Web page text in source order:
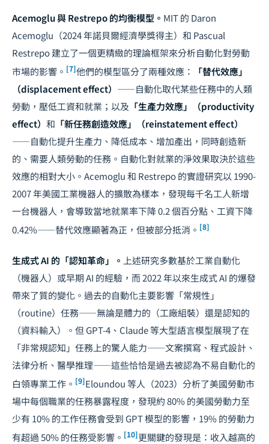
Acemoglu 與 Restrepo 的均衡模型。 MIT 的 Daron
Acemoglu（2024 年諾貝爾經濟學獎得主）和 Pascual
Restrepo 建立了一個更精緻的理論框架來分析自動化對勞動
市場的影響。 [7]他們的模型區分了兩種效應：
「替代效應」
（displacement effect） ——自動化取代某些任務中的人類
勞動，壓低工資和就業；以及 「生產力效應」（productivity
effect） 和 「新任務創造效應」（reinstatement effect）
——自動化提升生產力、降低成本、增加產出，同時創造新
的、需要人類勞動的任務。自動化對就業的淨效果取決於這些
效應的相對大小。Acemoglu 和 Restrepo 的實證研究以 1990-
2007 年美國工業機器人的擴散為樣本，發現每千名工人新增
一台機器人，會導致當地就業率下降 0.2 個百分點、工資下降
0.42%——替代效應顯著為正，但被部分抵消。 [8]
生成式 AI 的「認知革命」。 上述研究多數基於工業自動化
（機器人）或早期 AI 的經驗，而 2022 年以來生成式 AI 的爆發
帶來了質的變化。過去的自動化主要影響「常規性」
（routine）任務——無論是體力的（工廠組裝）還是認知的
（資料輸入）。但 GPT-4、Claude 等大型語言模型展現了在
「非常規認知」任務上的驚人能力——文案撰寫、程式設計、
法律分析、醫學推理——這些恰恰是過去被認為不易自動化的
白領專業工作。 [9]Eloundou 等人（2023）分析了美國勞動市
場中每個職業的任務暴露程度，發現約 80% 的美國勞動力至
少有 10% 的工作任務會受到 GPT 模型的影響，19% 的勞動力
有超過 50% 的任務受影響。 [10]更關鍵的發現是：收入越高的